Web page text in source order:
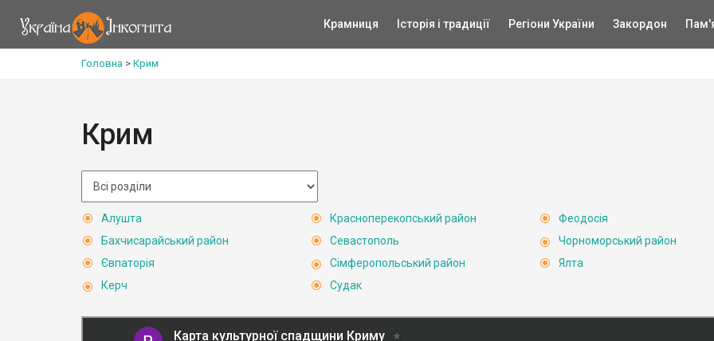
Крамниця Історія і традиції Регіони України Закордон
Головна > Крим
Крим
Алушта
Бахчисарайський район
Євпаторія
Керч
Красноперекопський район
Севастополь
Сімферопольський район
Судак
Феодосія
Чорноморський район
Ялта